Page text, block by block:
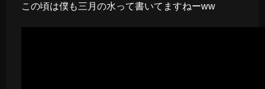
この頃は僕も三月の水って書いてますねーww